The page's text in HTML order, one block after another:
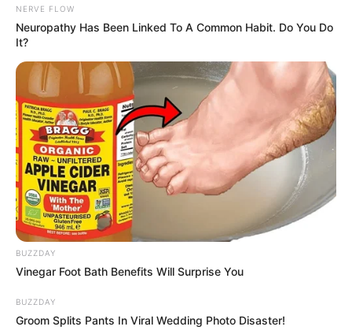
Saudara Perempuan: –
Suami
Tan Boy Ahmad Cafi Jamalullail Pilliang
Ia menikah dengan Tan Boy Ahmad Cafi Jamalullail Pilliang pada
3 Oktober 2021. Keduanya dikaruniai anak yang bernama Benjiro
Aiden Cafi yang lahir pada 22 Oktober 2022.
Kekayaan
Tak diketahui berapa total kekayaan Ayas Aviya (Verygemini),
kekayaannya berasal dari kariernya sebagai TikToker.
Kontroversi
Fakta Menarik
NERVE FLOW
Neuropathy Has Been Linked To A Common Habit. Do You Do
It?
BUZZDAY
Vinegar Foot Bath Benefits Will Surprise You
BUZZDAY
Groom Splits Pants In Viral Wedding Photo Disaster!